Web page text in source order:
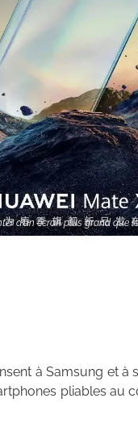
d'un écran plus grand que
à Samsung et à
pliables au